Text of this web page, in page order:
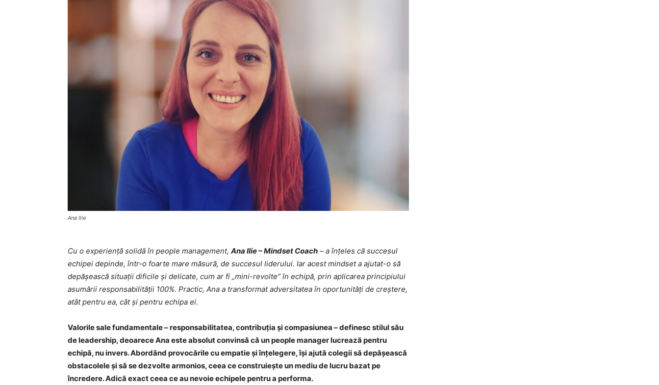
Ana Ilie
Cu o experiență solidă în people management, Ana Ilie – Mindset Coach – a înțeles că succesul
echipei depinde, într-o foarte mare măsură, de succesul liderului. Iar acest mindset a ajutat-o să
depășească situații dificile și delicate, cum ar fi „mini-revolte” în echipă, prin aplicarea principiului
asumării responsabilității 100%. Practic, Ana a transformat adversitatea în oportunități de creștere,
atât pentru ea, cât și pentru echipa ei.
Valorile sale fundamentale – responsabilitatea, contribuția și compasiunea – definesc stilul său
de leadership, deoarece Ana este absolut convinsă că un people manager lucrează pentru
echipă, nu invers. Abordând provocările cu empatie și înțelegere, își ajută colegii să depășească
obstacolele și să se dezvolte armonios, ceea ce construiește un mediu de lucru bazat pe
încredere. Adică exact ceea ce au nevoie echipele pentru a performa.